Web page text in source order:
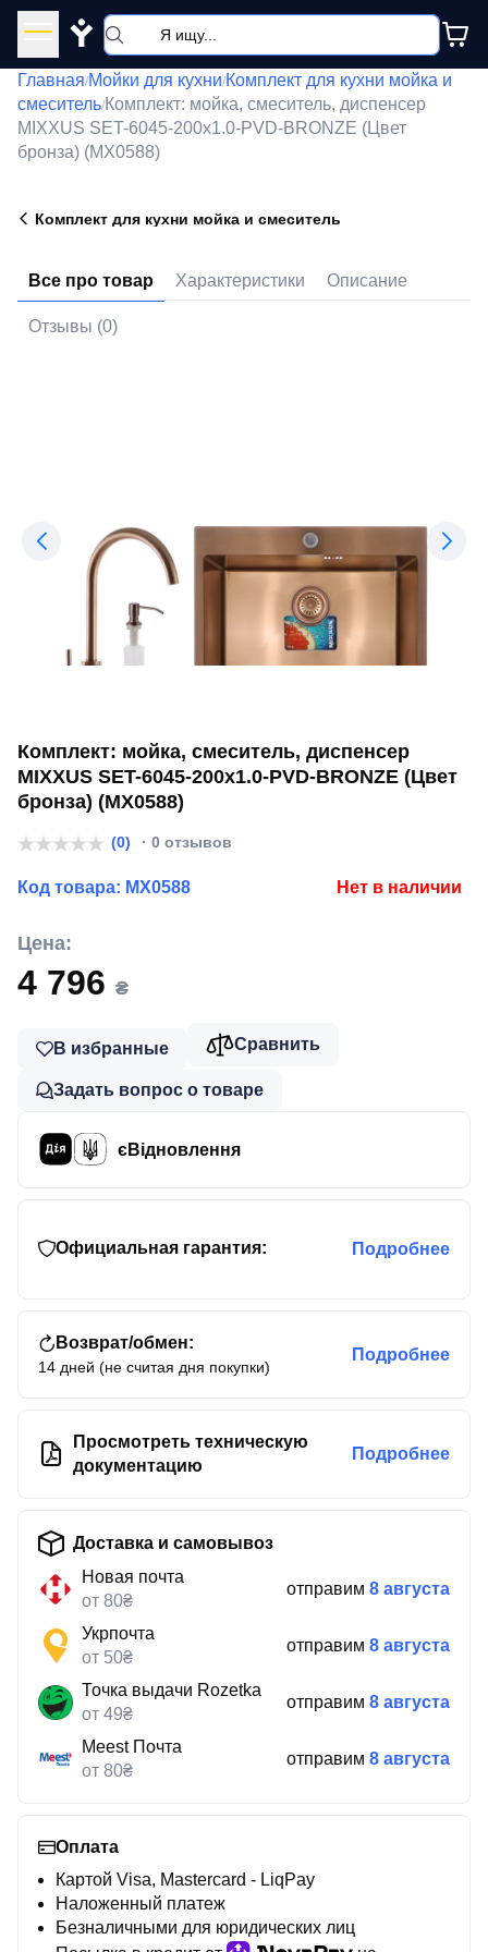
Y
Главная/Мойки для кухни/Комплект для кухни мойка и
смеситель/Комплект: мойка, смеситель, диспенсер
MIXXUS SET-6045-200x1.0-PVD-BRONZE (Цвет
бронза) (MX0588)
Комплект для кухни мойка и смеситель
Все про товар Характеристики Описание
Отзывы (0)
Комплект: мойка, смеситель, диспенсер
MIXXUS SET-6045-200x1.0-PVD-BRONZE (Цвет
бронза) (MX0588)
(0) · 0 отзывов
Код товара: MX0588 Нет в наличии
Цена:
4 796 ₴
В избранные Сравнить
Задать вопрос о товаре
єВідновлення
Официальная гарантия: Подробнее
Возврат/обмен:
14 дней (не считая дня покупки)
Подробнее
Просмотреть техническую
документацию
Подробнее
Доставка и самовывоз
Новая почта
от 80₴
отправим 8 августа
Укрпочта
от 50₴
отправим 8 августа
Точка выдачи Rozetka
от 49₴
отправим 8 августа
Meest Почта
от 80₴
отправим 8 августа
Оплата
Картой Visa, Mastercard - LiqPay
Наложенный платеж
Безналичными для юридических лиц